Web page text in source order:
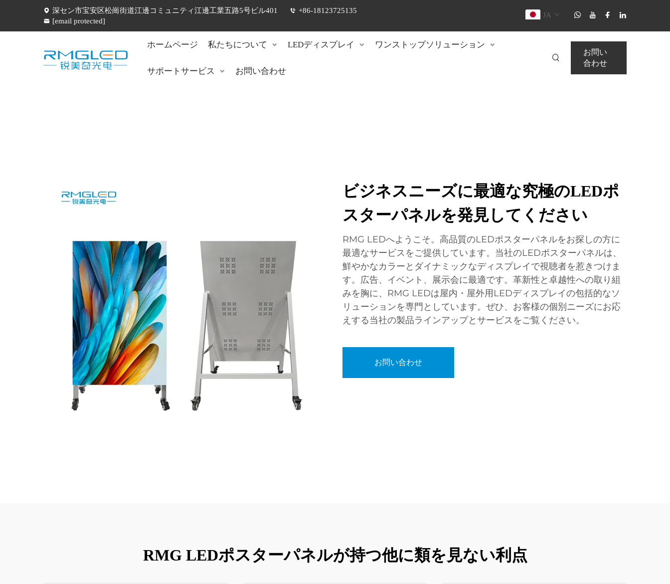
深セン市宝安区松崗街道江邊コミュニティ江邊工業五路5号ビル401
+86-18123725135
[email protected]
JA
ホームページ 私たちについて LEDディスプレイ ワンストップソリューション
サポートサービス お問い合わせ
お問い
合わせ
ビジネスニーズに最適な究極のLEDポ
スターパネルを発見してください
RMG LEDへようこそ。高品質のLEDポスターパネルをお探しの方に
最適なサービスをご提供しています。当社のLEDポスターパネルは、
鮮やかなカラーとダイナミックなディスプレイで視聴者を惹きつけま
す。広告、イベント、展示会に最適です。革新性と卓越性への取り組
みを胸に、RMG LEDは屋内・屋外用LEDディスプレイの包括的なソ
リューションを専門としています。ぜひ、お客様の個別ニーズにお応
えする当社の製品ラインアップとサービスをご覧ください。
お問い合わせ
RMG LEDポスターパネルが持つ他に類を見ない利点